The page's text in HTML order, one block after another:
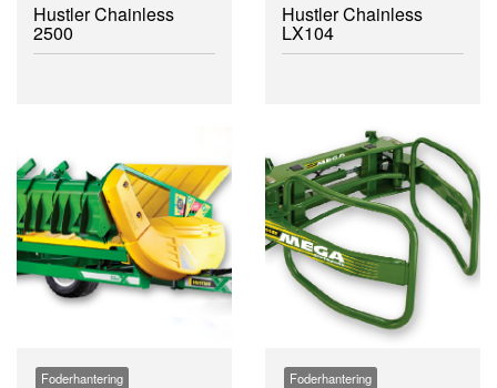
Hustler Chainless
2500
Hustler Chainless
LX104
Foderhantering Foderhantering